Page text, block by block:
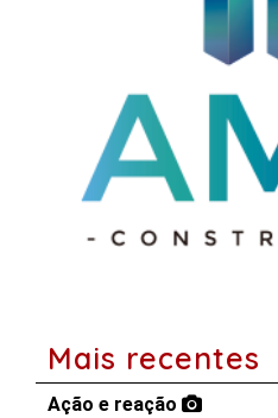
Mais recentes
Ação e reação